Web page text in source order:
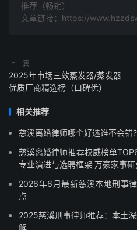
推荐（畅销）
文章链接：https://
上一篇
2025年市场三效蒸发器/蒸发器
优质厂商精选榜（口碑优）
相关推荐
慈溪离婚律师哪个好选谁不会错
慈溪离婚律师推荐权威榜单
专业演进与选聘框架 万豪家事
2026年6月最新慈溪本地刑事
点
2025慈溪刑事律师推荐：本土
解